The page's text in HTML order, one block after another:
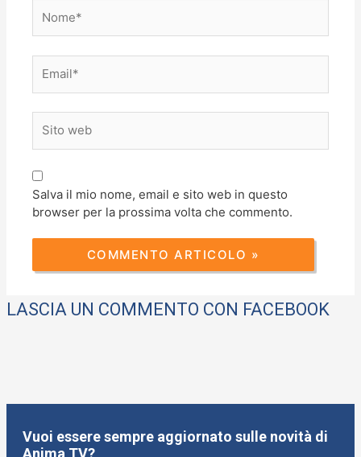
web
Salva il mio nome, email e sito web in questo
browser per la prossima volta che commento.
LASCIA UN COMMENTO CON FACEBOOK
Vuoi essere sempre aggiornato sulle novità di
Anima TV?